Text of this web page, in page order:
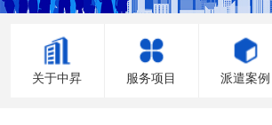
关于中昇 服务项目 派遣案例